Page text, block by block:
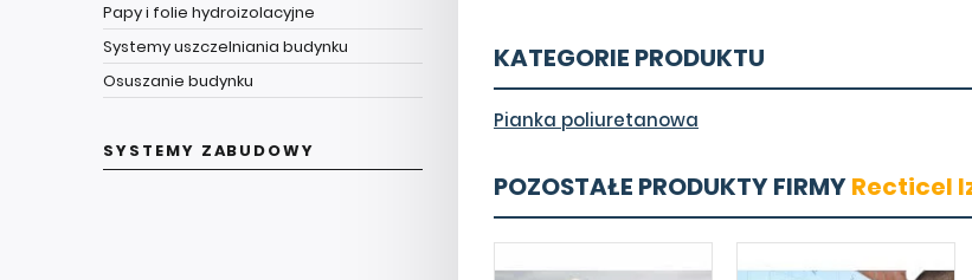
Papy i folie hydroizolacyjne
Systemy uszczelniania budynku
Osuszanie budynku
SYSTEMY ZABUDOWY
KATEGORIE PRODUKTU
Pianka poliuretanowa
POZOSTAŁE PRODUKTY FIRMYRecticel